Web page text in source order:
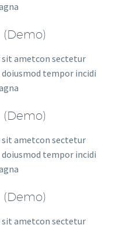
ametcon sectetur
tempor incidi
ametcon sectetur
tempor incidi
ametcon sectetur